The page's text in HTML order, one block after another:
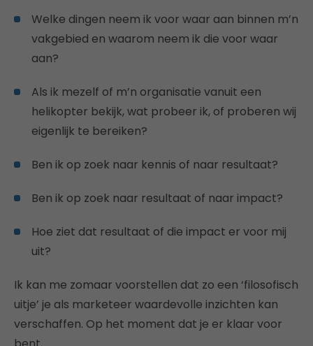
Welke dingen neem ik voor waar aan binnen m’n
vakgebied en waarom neem ik die voor waar
aan?
Als ik mezelf of m’n organisatie vanuit een
helikopter bekijk, wat probeer ik, of proberen wij
eigenlijk te bereiken?
Ben ik op zoek naar kennis of naar resultaat?
Ben ik op zoek naar resultaat of naar impact?
Hoe ziet dat resultaat of die impact er voor mij
uit?
Ik kan me zomaar voorstellen dat zo een ‘filosofisch
uitje’ je als marketeer waardevolle inzichten kan
verschaffen. Op het moment dat je er klaar voor